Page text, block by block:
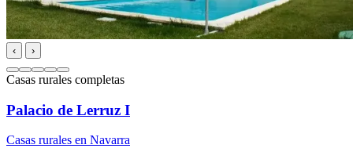
‹ ›
Casas rurales completas
Palacio de Lerruz I
Casas rurales en Navarra